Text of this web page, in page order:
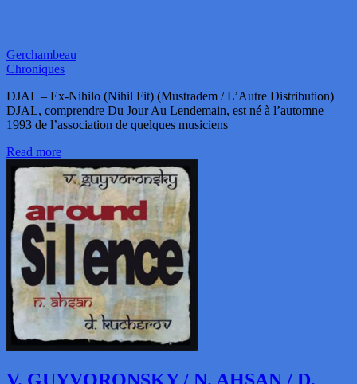
Gerchambeau
Chroniques
DJAL – Ex-Nihilo (Nihil Fit) (Mustradem / L’Autre Distribution)
DJAL, comprendre Du Jour Au Lendemain, est né à l’automne
1993 de l’association de quelques musiciens
Read more